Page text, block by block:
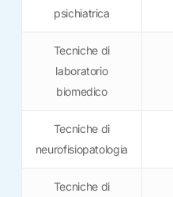
psichiatrica
Tecniche di
laboratorio
biomedico
Tecniche di
neurofisiopatologia
Tecniche di